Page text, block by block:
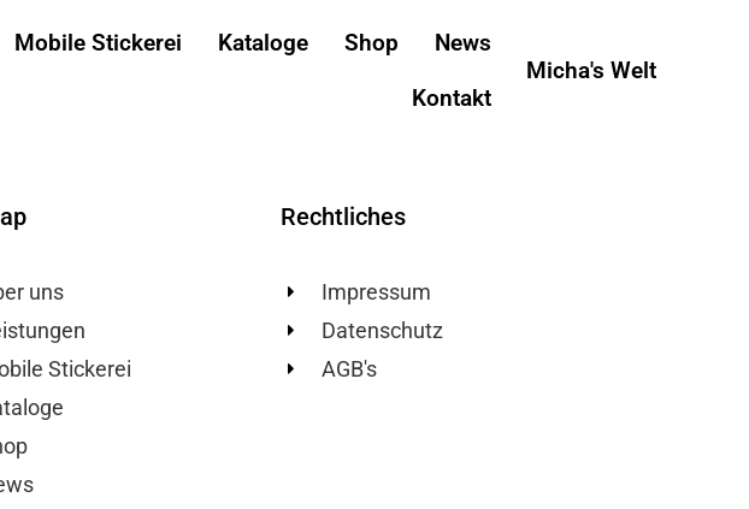
Mobile Stickerei Kataloge Shop
News
Kontakt
Micha's Welt
uns
Stickerei
Rechtliches
Impressum
Datenschutz
AGB's